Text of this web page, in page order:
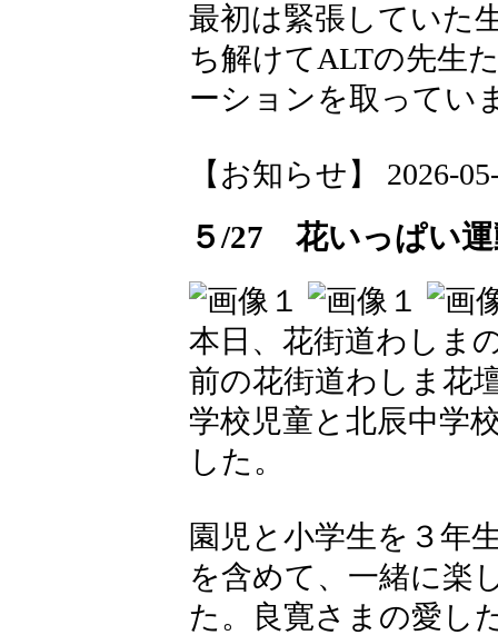
最初は緊張していた
ち解けてALTの先生
ーションを取ってい
【お知らせ】 2026-
５/27 花いっぱい
本日、花街道わしま
前の花街道わしま花
学校児童と北辰中学
した。
園児と小学生を３年
を含めて、一緒に楽
た。良寛さまの愛し